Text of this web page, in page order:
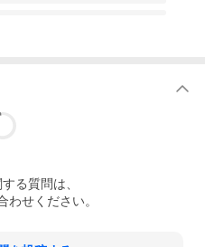
る質問は、
わせください。